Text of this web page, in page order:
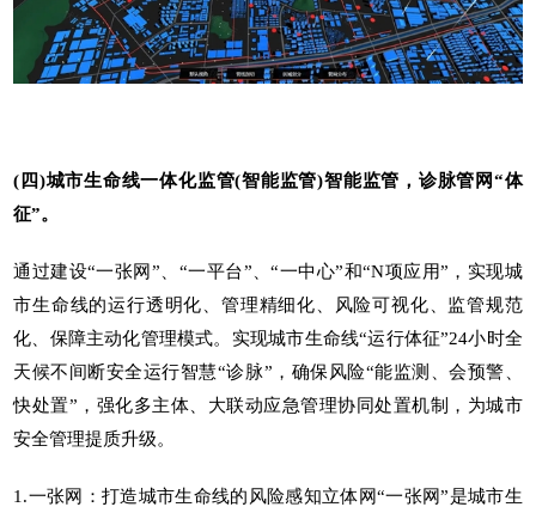
(四)城市生命线一体化监管(智能监管)智能监管，诊脉管网“体
征”。
通过建设“一张网”、“一平台”、“一中心”和“N项应用”，实现城
市生命线的运行透明化、管理精细化、风险可视化、监管规范
化、保障主动化管理模式。实现城市生命线“运行体征”24小时全
天候不间断安全运行智慧“诊脉”，确保风险“能监测、会预警、
快处置”，强化多主体、大联动应急管理协同处置机制，为城市
安全管理提质升级。
1.一张网：打造城市生命线的风险感知立体网“一张网”是城市生